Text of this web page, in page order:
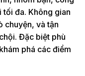
đa. Không gian
chuyện, và tận
Đặc biệt phù
phá các điểm